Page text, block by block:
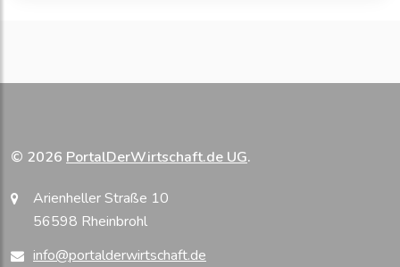
© 2026 PortalDerWirtschaft.de UG.
Arienheller Straße 10
56598 Rheinbrohl
info@portalderwirtschaft.de